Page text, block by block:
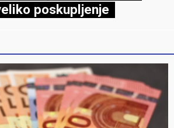
poskupljenje